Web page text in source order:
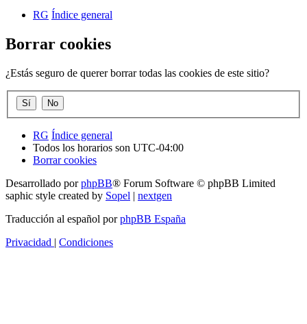
RG Índice general
Borrar cookies
¿Estás seguro de querer borrar todas las cookies de este sitio?
RG Índice general
Todos los horarios son UTC-04:00
Borrar cookies
Desarrollado porphpBB® Forum Software © phpBB Limited
saphic style created by Sopel | nextgen
Traducción al español porphpBB España
Privacidad | Condiciones